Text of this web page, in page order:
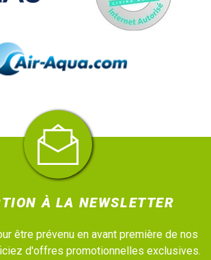
À LA NEWSLETTER
être prévenu en avant première de nos
d'offres promotionnelles exclusives.